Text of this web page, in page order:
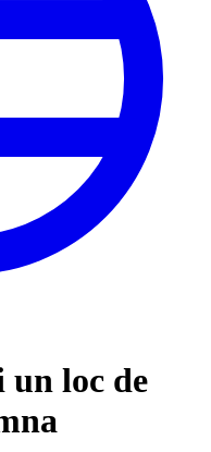
un loc de